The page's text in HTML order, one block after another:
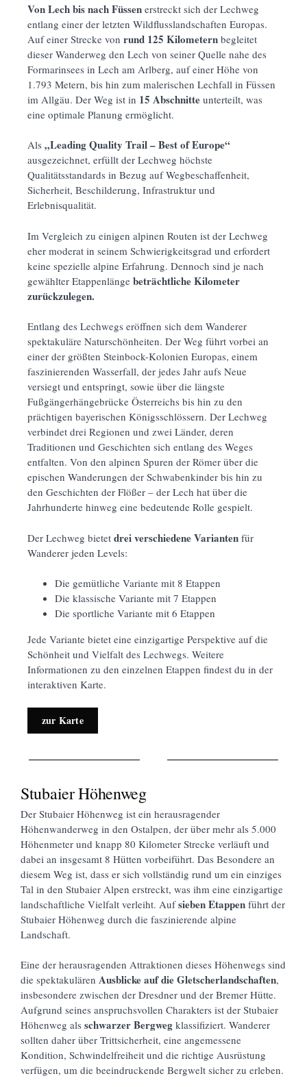
Von Lech bis nach Füssen erstreckt sich der Lechweg
entlang einer der letzten Wildflusslandschaften Europas.
Auf einer Strecke von rund 125 Kilometern begleitet
dieser Wanderweg den Lech von seiner Quelle nahe des
Formarinsees in Lech am Arlberg, auf einer Höhe von
1.793 Metern, bis hin zum malerischen Lechfall in Füssen
im Allgäu. Der Weg ist in 15 Abschnitte unterteilt, was
eine optimale Planung ermöglicht.
Als „Leading Quality Trail – Best of Europe“
ausgezeichnet, erfüllt der Lechweg höchste
Qualitätsstandards in Bezug auf Wegbeschaffenheit,
Sicherheit, Beschilderung, Infrastruktur und
Erlebnisqualität.
Im Vergleich zu einigen alpinen Routen ist der Lechweg
eher moderat in seinem Schwierigkeitsgrad und erfordert
keine spezielle alpine Erfahrung. Dennoch sind je nach
gewählter Etappenlänge beträchtliche Kilometer
zurückzulegen.
Entlang des Lechwegs eröffnen sich dem Wanderer
spektakuläre Naturschönheiten. Der Weg führt vorbei an
einer der größten Steinbock-Kolonien Europas, einem
faszinierenden Wasserfall, der jedes Jahr aufs Neue
versiegt und entspringt, sowie über die längste
Fußgängerhängebrücke Österreichs bis hin zu den
prächtigen bayerischen Königsschlössern. Der Lechweg
verbindet drei Regionen und zwei Länder, deren
Traditionen und Geschichten sich entlang des Weges
entfalten. Von den alpinen Spuren der Römer über die
epischen Wanderungen der Schwabenkinder bis hin zu
den Geschichten der Flößer – der Lech hat über die
Jahrhunderte hinweg eine bedeutende Rolle gespielt.
Der Lechweg bietet drei verschiedene Varianten für
Wanderer jeden Levels:
Die gemütliche Variante mit 8 Etappen
Die klassische Variante mit 7 Etappen
Die sportliche Variante mit 6 Etappen
Jede Variante bietet eine einzigartige Perspektive auf die
Schönheit und Vielfalt des Lechwegs. Weitere
Informationen zu den einzelnen Etappen findest du in der
interaktiven Karte.
zur Karte
Stubaier Höhenweg
Der Stubaier Höhenweg ist ein herausragender
Höhenwanderweg in den Ostalpen, der über mehr als 5.000
Höhenmeter und knapp 80 Kilometer Strecke verläuft und
dabei an insgesamt 8 Hütten vorbeiführt. Das Besondere an
diesem Weg ist, dass er sich vollständig rund um ein einziges
Tal in den Stubaier Alpen erstreckt, was ihm eine einzigartige
landschaftliche Vielfalt verleiht. Aufsieben Etappen führt der
Stubaier Höhenweg durch die faszinierende alpine
Landschaft.
Eine der herausragenden Attraktionen dieses Höhenwegs sind
die spektakulären Ausblicke auf die Gletscherlandschaften,
insbesondere zwischen der Dresdner und der Bremer Hütte.
Aufgrund seines anspruchsvollen Charakters ist der Stubaier
Höhenweg als schwarzer Bergweg klassifiziert. Wanderer
sollten daher über Trittsicherheit, eine angemessene
Kondition, Schwindelfreiheit und die richtige Ausrüstung
verfügen, um die beeindruckende Bergwelt sicher zu erleben.